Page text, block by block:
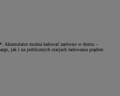
można ładować zarówno w domu –
jak i na publicznych stacjach ładowania prądem